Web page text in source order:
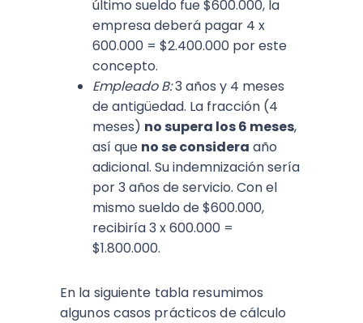
último sueldo fue $600.000, la
empresa deberá pagar 4 x
600.000 = $2.400.000 por este
concepto.
Empleado B:3 años y 4 meses
de antigüedad. La fracción (4
meses) no supera los 6 meses,
así que no se considera año
adicional. Su indemnización sería
por 3 años de servicio. Con el
mismo sueldo de $600.000,
recibiría 3 x 600.000 =
$1.800.000.
En la siguiente tabla resumimos
algunos casos prácticos de cálculo